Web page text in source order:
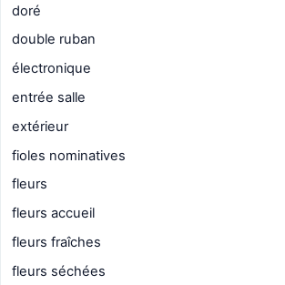
doré
double ruban
électronique
entrée salle
extérieur
fioles nominatives
fleurs
fleurs accueil
fleurs fraîches
fleurs séchées